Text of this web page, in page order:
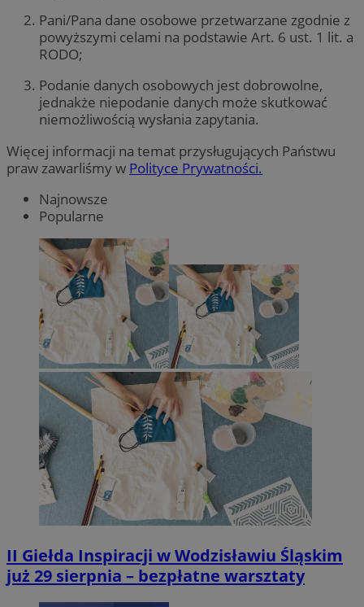
Pani/Pana dane osobowe przetwarzane zgodnie z
powyższymi celami na podstawie Art. 6 ust. 1 lit. a
RODO;
Podanie danych osobowych jest dobrowolne,
jednakże niepodanie danych może skutkować
niemożliwością wysłania zapytania.
Więcej informacji na temat przysługujących Państwu
praw zawarliśmy w Polityce Prywatności.
Najnowsze
Popularne
II Giełda Inspiracji w Wodzisławiu Śląskim
już 29 sierpnia – bezpłatne warsztaty